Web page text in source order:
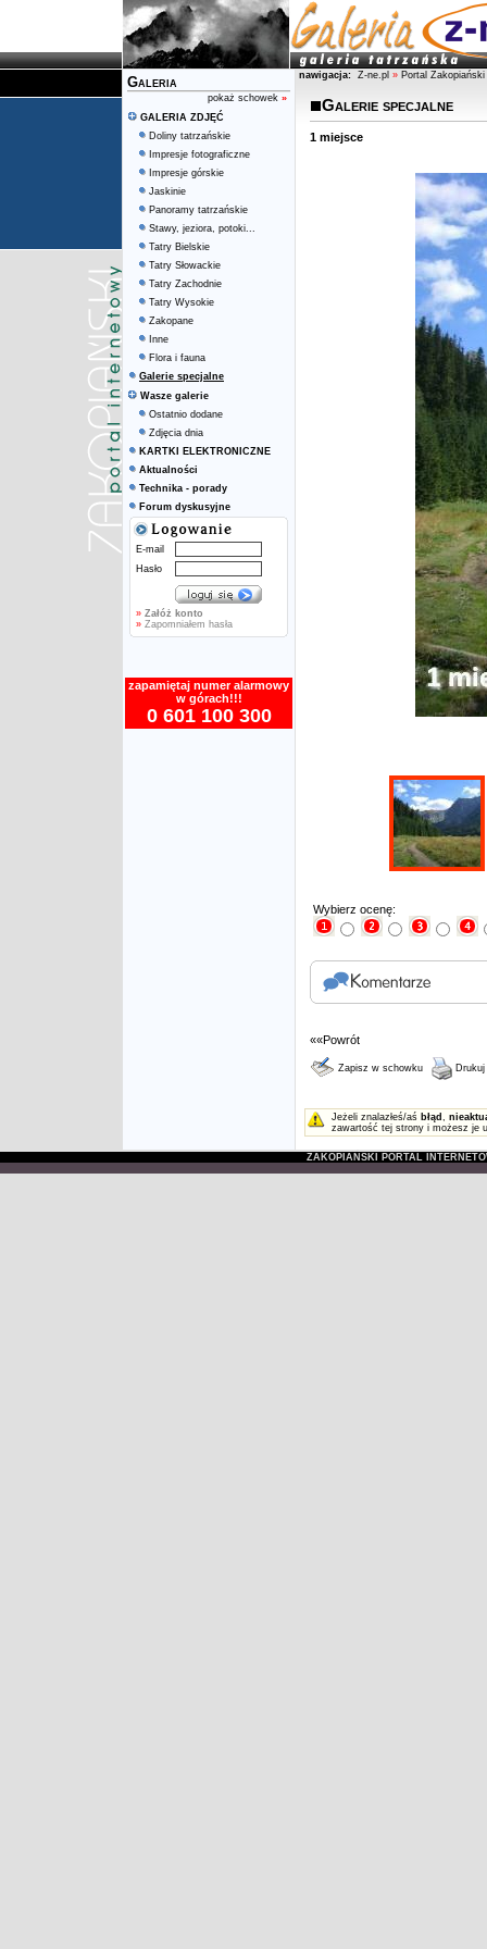
Galeria
pokaż schowek »
GALERIA ZDJĘĆ
Doliny tatrzańskie
Impresje fotograficzne
Impresje górskie
Jaskinie
Panoramy tatrzańskie
Stawy, jeziora, potoki...
Tatry Bielskie
Tatry Słowackie
Tatry Zachodnie
Tatry Wysokie
Zakopane
Inne
Flora i fauna
Galerie specjalne
Wasze galerie
Ostatnio dodane
Zdjęcia dnia
KARTKI ELEKTRONICZNE
Aktualności
Technika - porady
Forum dyskusyjne
E-mail
Hasło
» Załóż konto
» Zapomniałem hasła
zapamiętaj numer alarmowy
w górach!!!
0 601 100 300
nawigacja: Z-ne.pl » Portal Zakopiański
Galerie specjalne
1 miejsce
Wybierz ocenę:
««Powrót
Zapisz w schowku Drukuj
Jeżeli znalazłeś/aś błąd ,
zawartość tej strony i możesz je
ZAKOPIAŃSKI PORTAL